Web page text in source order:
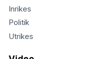
Inrikes
Politik
Utrikes